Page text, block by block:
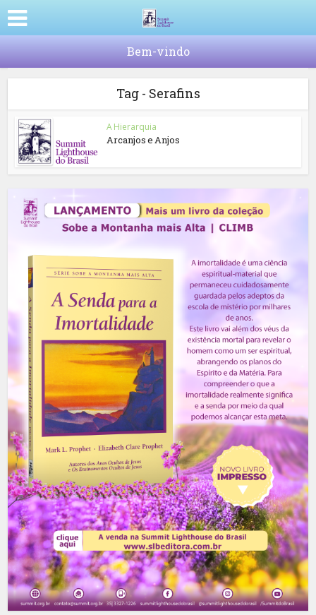
Bem-vindo
Tag - Serafins
A Hierarquia
Arcanjos e Anjos